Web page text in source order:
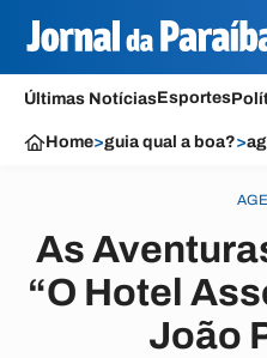
Últimas NotíciasEsportes
Home>guia qual a boa?>
As
“O Hotel
João